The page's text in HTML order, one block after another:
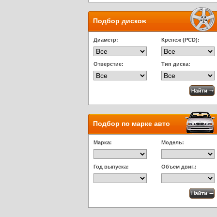
Подбор дисков
Диаметр: Крепеж (PCD):
Отверстие: Тип диска:
Подбор по марке авто
Марка: Модель:
Год выпуска: Объем двиг.: